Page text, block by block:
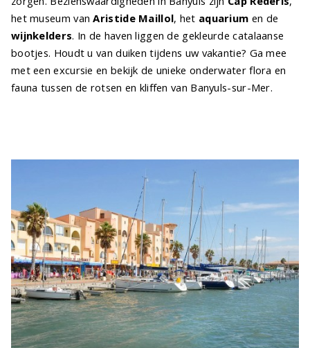
het museum vanAristide Maillol, het aquarium en de
wijnkelders. In de haven liggen de gekleurde catalaanse
bootjes. Houdt u van duiken tijdens uw vakantie? Ga mee
met een excursie en bekijk de unieke onderwater flora en
fauna tussen de rotsen en kliffen van Banyuls-sur-Mer.